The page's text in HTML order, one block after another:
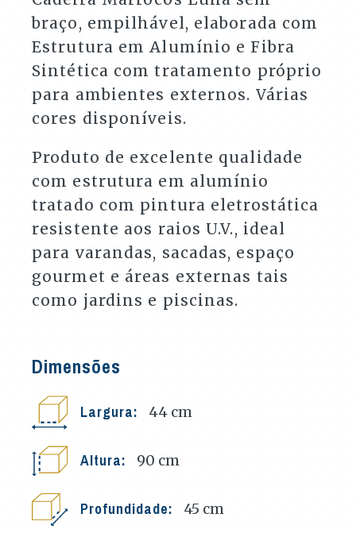
braço, empilhável, elaborada com
Estrutura em Alumínio e Fibra
Sintética com tratamento próprio
para ambientes externos. Várias
cores disponíveis.
Produto de excelente qualidade
com estrutura em alumínio
tratado com pintura eletrostática
resistente aos raios U.V., ideal
para varandas, sacadas, espaço
gourmet e áreas externas tais
como jardins e piscinas.
Dimensões
Largura: 44 cm
Altura: 90 cm
Profundidade: 45 cm